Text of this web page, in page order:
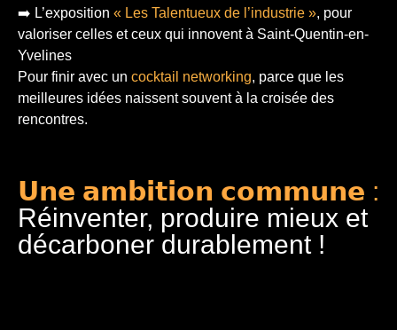
➡️ L’exposition « Les Talentueux de l’industrie », pour
valoriser celles et ceux qui innovent à Saint-Quentin-en-
Yvelines
Pour finir avec un cocktail networking, parce que les
meilleures idées naissent souvent à la croisée des
rencontres.
𝗨𝗻𝗲 𝗮𝗺𝗯𝗶𝘁𝗶𝗼𝗻 𝗰𝗼𝗺𝗺𝘂𝗻𝗲 :
Réinventer, produire mieux et
décarboner durablement !